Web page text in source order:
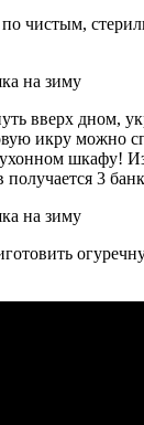
чистым,
вверх дном,
икру можно
шкафу!
получается 3